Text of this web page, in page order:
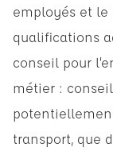
employés et le
qualifications
conseil pour
métier :
transport, que